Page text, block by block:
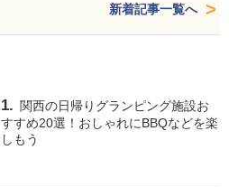
新着記事一覧へ
関西の日帰りグランピング施設お
すすめ20選！おしゃれにBBQなどを楽
しもう